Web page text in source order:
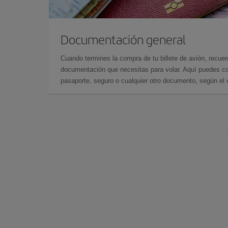
Documentación general
Cuando termines la compra de tu billete de avión,
documentación que necesitas para volar. Aquí puedes
pasaporte, seguro o cualquier otro documento, según el